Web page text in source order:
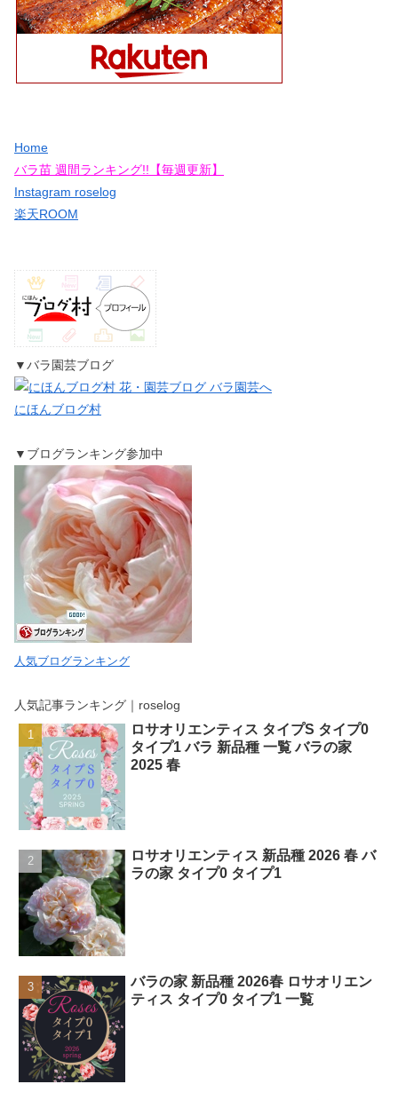
Home
バラ苗 週間ランキング!!【毎週更新】
Instagram roselog
楽天ROOM
▼バラ園芸ブログ
にほんブログ村
▼ブログランキング参加中
人気ブログランキング
人気記事ランキング｜roselog
ロサオリエンティス タイプS タイプ0
タイプ1 バラ 新品種 一覧 バラの家
2025 春
ロサオリエンティス 新品種 2026 春 バ
ラの家 タイプ0 タイプ1
バラの家 新品種 2026春 ロサオリエン
ティス タイプ0 タイプ1 一覧